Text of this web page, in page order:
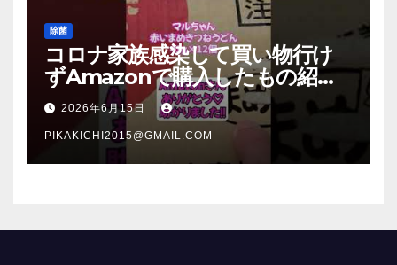
除菌
コロナ家族感染して買い物行け
ずAmazonで購入したもの紹
介 #Shorts
2026年6月15日
PIKAKICHI2015@GMAIL.COM